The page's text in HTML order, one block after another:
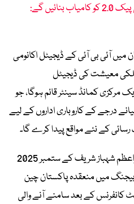
انقلاب لا سکتا ہے، سی پیک 2.0 کو کامیاب بنائیں گے:
میں آئی بی آئی کے ڈیجیٹل اکانومی
معیشت کی ڈیجیٹل
مرکزی کمانڈ سینٹر قائم ہوگا، جو
درجے کے کاروباری اداروں کے لیے
کے نئے مواقع پیدا کرے گا۔
چینی وفد کا یہ دورہ وزیراعظم شہباز شریف کے ستمبر 2025
میں منعقدہ پاکستان چین
کانفرنس کے بعد سامنے آنے والی